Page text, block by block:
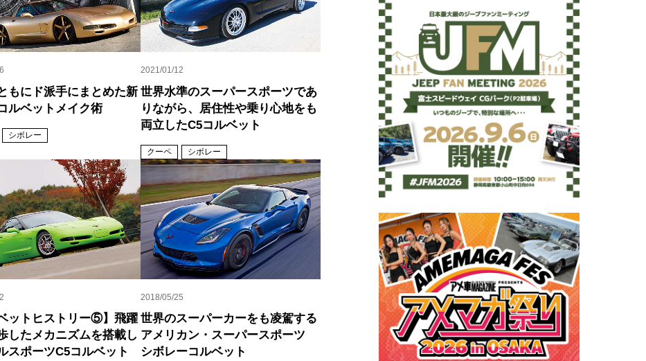
もにド派手にまとめた新
ルベットメイク術
シボレー
2021/01/12
世界水準のスーパースポーツであ
りながら、居住性や乗り心地をも
両立したC5コルベット
クーペ シボレー
ベットヒストリー⑤】飛躍
したメカニズムを搭載し
スポーツC5コルベット
2018/05/25
世界のスーパーカーをも凌駕する
アメリカン・スーパースポーツ
シボレーコルベット